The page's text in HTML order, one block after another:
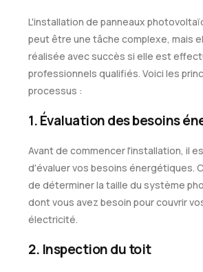
L'installation de panneaux
peut être une tâche complexe, mais
réalisée avec succès si elle est
professionnels qualifiés. Voici les
processus :
1. Évaluation des besoins
Avant de commencer l'installation, il
d'évaluer vos besoins énergétiques.
de déterminer la taille du système
dont vous avez besoin pour couvrir
électricité.
2. Inspection du toit